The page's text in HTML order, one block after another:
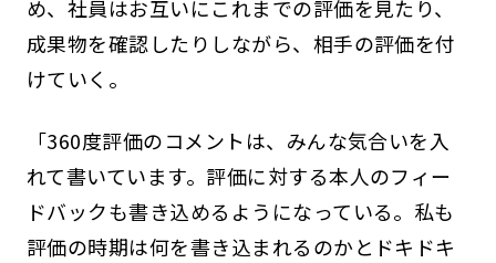
め、社員はお互いにこれまでの評価を見たり、
成果物を確認したりしながら、相手の評価を付
けていく。
「360度評価のコメントは、みんな気合いを入
れて書いています。評価に対する本人のフィー
ドバックも書き込めるようになっている。私も
評価の時期は何を書き込まれるのかとドキドキ